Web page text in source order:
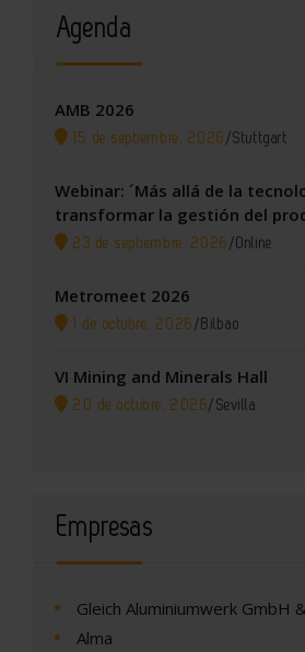
Agenda
AMB 2026
15 de septiembre, 2026 /Stuttgart
Webinar: ´Más allá de la
transformar la gestión del
23 de septiembre, 2026 /Online
Metromeet 2026
1 de octubre, 2026 / Bilbao
VI Mining and Minerals Hall
20 de octubre, 2026/ Sevilla
Empresas
Gleich Aluminiumwerk GmbH
Alma